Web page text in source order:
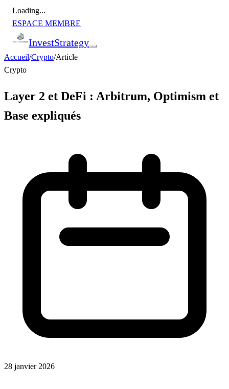
Loading...
ESPACE MEMBRE
InvestStrategy
Accueil/Crypto/Article
Crypto
Layer 2 et DeFi : Arbitrum, Optimism et
Base expliqués
28 janvier 2026